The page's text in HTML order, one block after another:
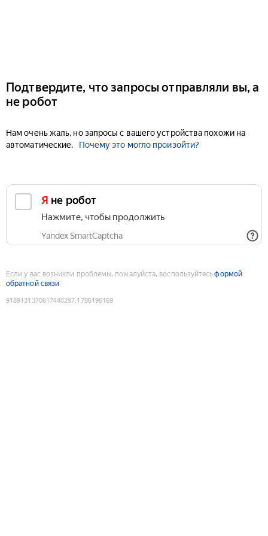
Подтвердите, что запросы отправляли вы, а
не робот
Нам очень жаль, но запросы с вашего устройства похожи на
автоматические.
Почему это могло произойти?
Я не робот
Нажмите, чтобы продолжить
Yandex SmartCaptcha
Если у вас возникли проблемы, пожалуйста, воспользуйтесьформой
обратной связи
9189131370617440297:1786196169